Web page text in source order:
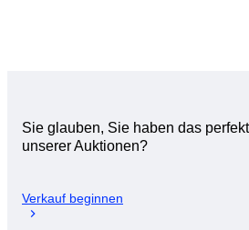
Sie glauben, Sie haben das
unserer Auktionen?
Verkauf beginnen